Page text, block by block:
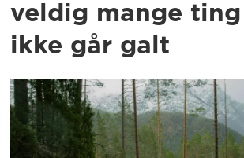
veldig mange ting
ikke går galt